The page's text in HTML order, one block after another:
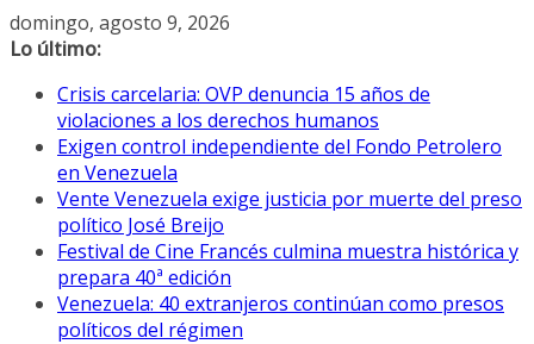
Saltar
al
domingo, agosto 9, 2026
Lo último:
Crisis carcelaria: OVP denuncia 15 años de
violaciones a los derechos humanos
Exigen control independiente del Fondo Petrolero
en Venezuela
Vente Venezuela exige justicia por muerte del preso
político José Breijo
Festival de Cine Francés culmina muestra histórica y
prepara 40ª edición
Venezuela: 40 extranjeros continúan como presos
políticos del régimen